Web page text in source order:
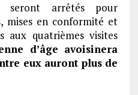
seront arrêtés pour
mises en conformité et
aux quatrièmes visites
d’âge avoisinera
eux auront plus de